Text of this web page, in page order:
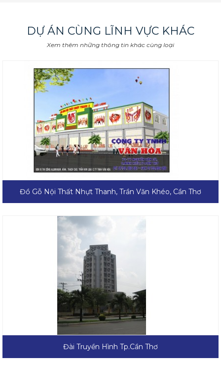
DỰ ÁN CÙNG LĨNH VỰC KHÁC
Xem thêm những thông tin khác cùng loại
Đồ Gỗ Nội Thất Nhựt Thanh, Trần Văn Khéo, Cần Thơ
Đài Truyền Hình Tp.Cần Thơ